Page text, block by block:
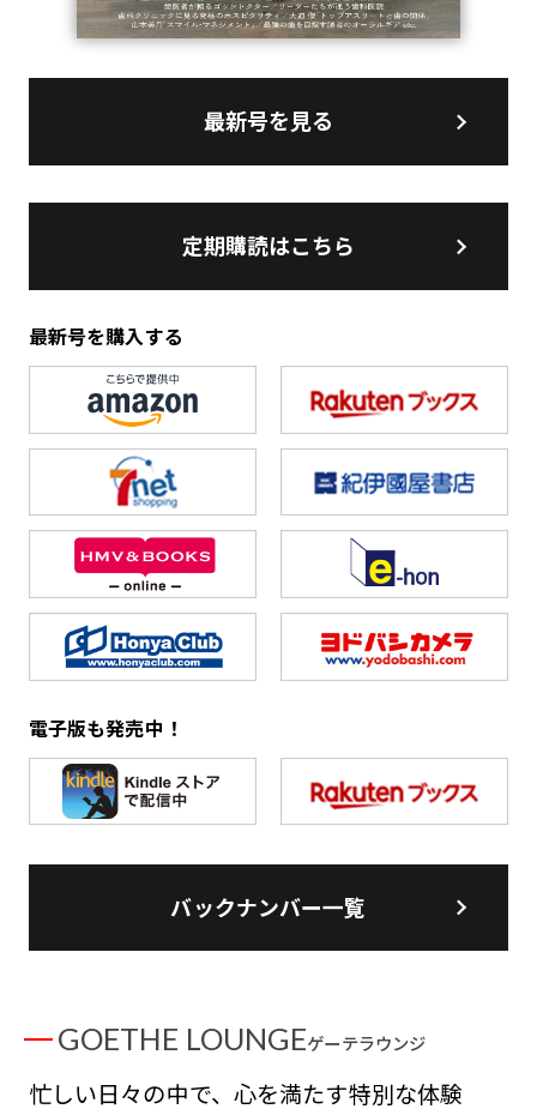
最新号を見る
定期購読はこちら
最新号を購入する
電子版も発売中！
バックナンバー一覧
GOETHE LOUNGEゲーテラウンジ
忙しい日々の中で、心を満たす特別な体験